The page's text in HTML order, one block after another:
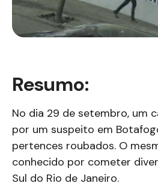
Resumo:
No dia 29 de setembro, um
por um suspeito em
pertences roubados. O
conhecido por cometer
Sul do Rio de Janeiro.